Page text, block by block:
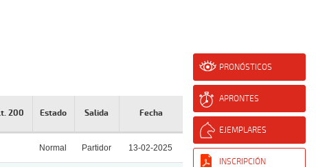
200 Estado Salida Fecha
Normal Partidor 13-02-2025
PRONÓSTICOS
APRONTES
EJEMPLARES
INSCRIPCIÓN